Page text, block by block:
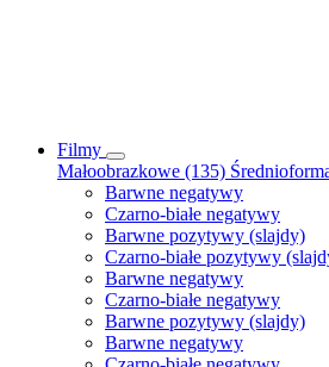
Filmy
Małoobrazkowe (135)
Barwne negatywy
Czarno-białe negatywy
Barwne pozytywy (slajdy)
Czarno-białe pozytywy
Barwne negatywy
Czarno-białe negatywy
Barwne pozytywy (slajdy)
Barwne negatywy